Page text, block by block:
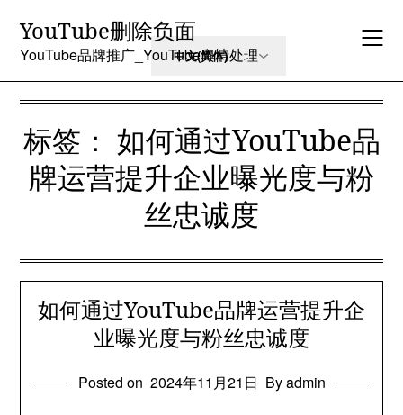
content
YouTube删除负面
YouTube品牌推广_YouTube舆情处理
标签： 如何通过YouTube品
牌运营提升企业曝光度与粉
丝忠诚度
如何通过YouTube品牌运营提升企
业曝光度与粉丝忠诚度
Posted on 2024年11月21日 By admin